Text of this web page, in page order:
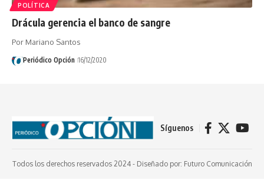
POLÍTICA
Drácula gerencia el banco de sangre
Por Mariano Santos
Periódico Opción 16/12/2020
Síguenos
Todos los derechos reservados 2024 - Diseñado por: Futuro Comunicación